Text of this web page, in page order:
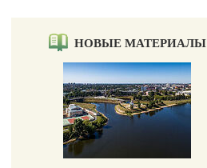
НОВЫЕ МАТЕРИАЛЫ